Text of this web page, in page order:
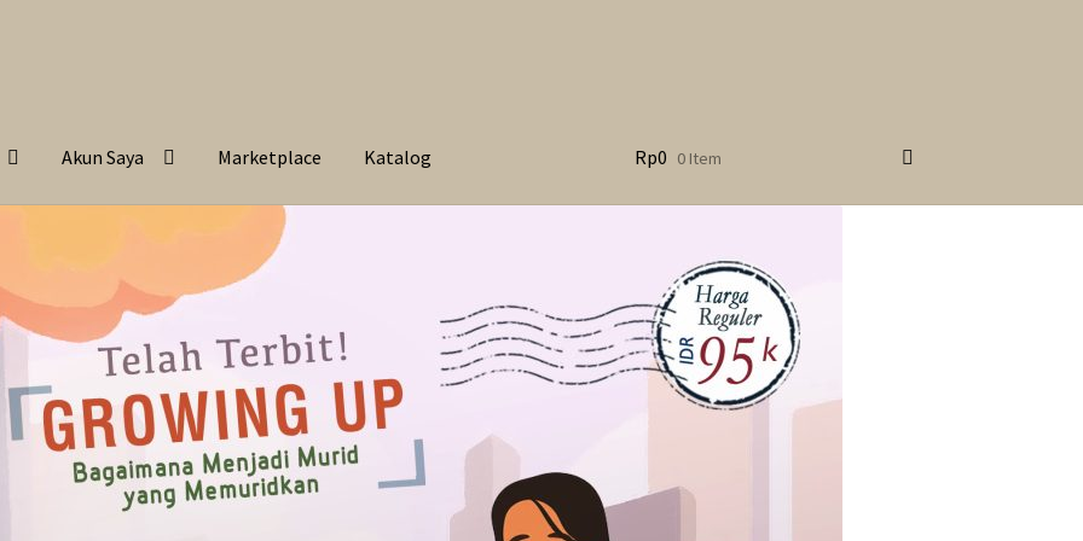
Akun Saya Marketplace Katalog Rp0 0 Item